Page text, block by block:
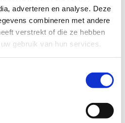
adverteren en analyse. Deze
combineren met andere
verstrekt of die ze hebben
gebruik van hun services.
worden in
aan Bewindvoering &
voldaan.
om voor de kosten die
een vergoeding te
is echter afhankelijk van uw